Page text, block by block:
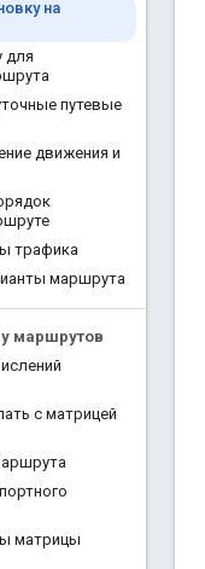
на
для
путевые
движения и
трафика
маршрута
маршрутов
с матрицей
матрицы